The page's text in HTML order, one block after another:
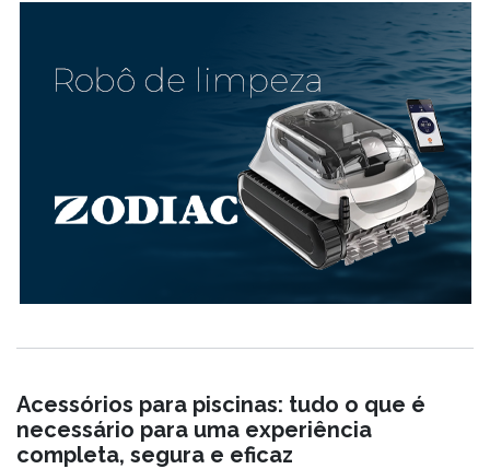
Acessórios para piscinas: tudo o que é
necessário para uma experiência
completa, segura e eficaz